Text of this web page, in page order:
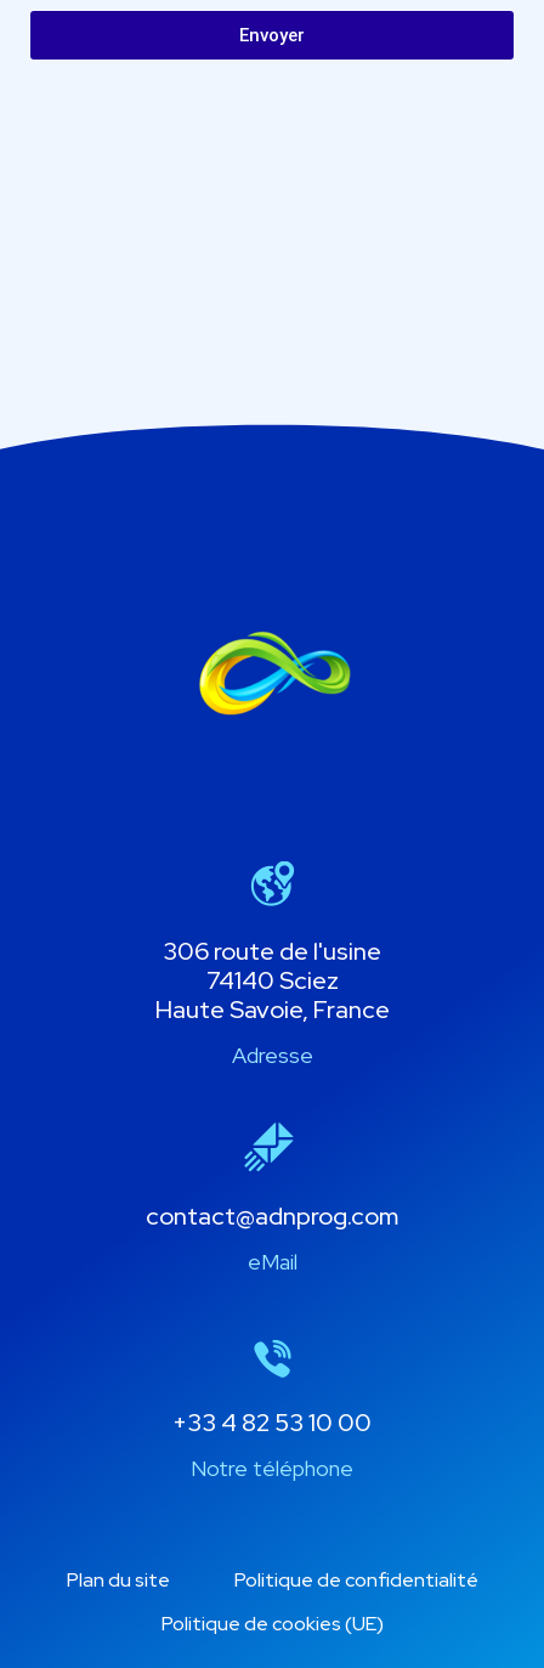
Envoyer
306 route de l'usine
74140 Sciez
Haute Savoie, France
Adresse
contact@adnprog.com
eMail
+33 4 82 53 10 00
Notre téléphone
Plan du site
Politique de confidentialité
Politique de cookies (UE)